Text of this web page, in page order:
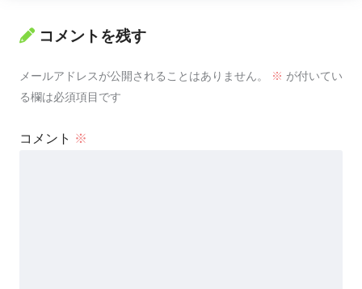
コメントを残す
メールアドレスが公開されることはありません。 ※ が付いてい
る欄は必須項目です
コメント ※